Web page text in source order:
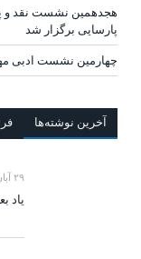
هجدهمین نشست نقد و
پارسایی برگزار شد
چهارمین نشست ادبی
آخرين‌ نوشته‌ها
۲۹ آبان, ۱۴۰۴
یاد